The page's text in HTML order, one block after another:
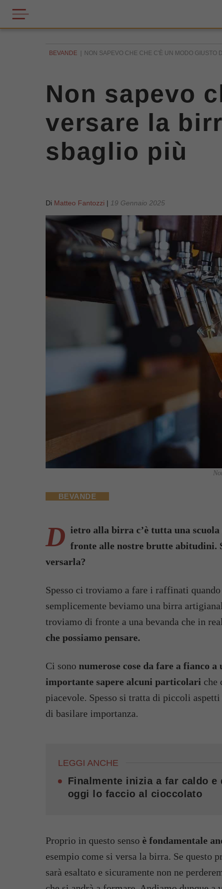
BEVANDE NON SAPEVO CHE CHE C'È UN MODO GIUSTO
Non sapevo
versare la
sbaglio più
Di Matteo Fantozzi | 19 Gennaio 2025
BEVANDE
D ietro alla birra c’è tutta una
fronte alle nostre brutte abitudini.
versarla?
Spesso ci troviamo a fare i raffinati
semplicemente beviamo una birra
troviamo di fronte a una bevanda che in
che possiamo pensare.
Ci sono numerose cose da fare a fianco
importante sapere alcuni particolari che
piacevole. Spesso si tratta di piccoli
di basilare importanza.
LEGGI ANCHE
Finalmente inizia a far caldo
oggi lo faccio al cioccolato
Proprio in questo senso è fondamentale
esempio come si versa la birra. Se questo
sarà esaltato e sicuramente non ne